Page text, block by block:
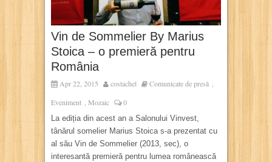
Vin de Sommelier By Marius
Stoica – o premieră pentru
România
Apr 22, 2015 costachel Comunicate de presă ,
Eveniment , Mozaic 0
La ediția din acest an a Salonului Vinvest,
tânărul somelier Marius Stoica s-a prezentat cu
al său Vin de Sommelier (2013, sec), o
interesantă premieră pentru lumea românească